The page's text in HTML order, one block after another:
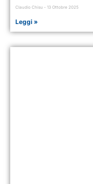
Claudio Chisu 13 Ottobre 2025
Leggi »